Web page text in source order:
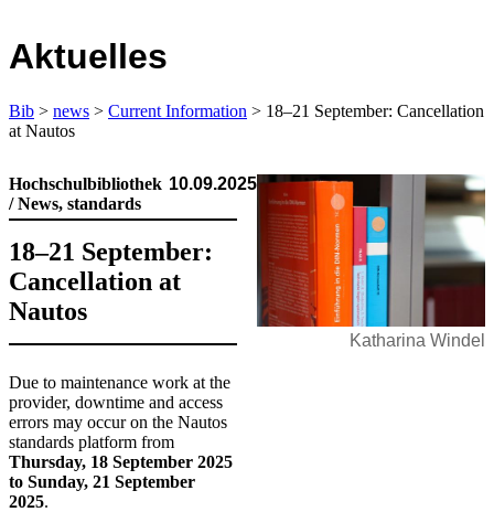
Aktuelles
Bib > news > Current Information > 18–21 September: Cancellation
at Nautos
Hochschulbibliothek
/ News, standards
10.09.2025
18–21 September:
Cancellation at
Nautos
​​​Due to maintenance work at the
provider, downtime and access
errors may occur on the Nautos
standards platform from
Thursday, 18 September 2025
to Sunday, 21 September
2025.
Katharina Windel